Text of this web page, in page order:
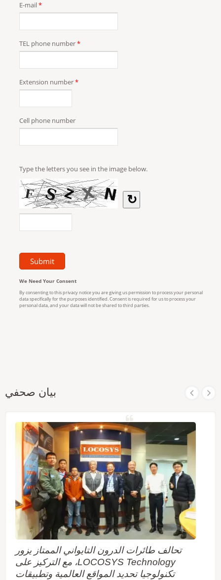
بيان صحفي
تحالف طائرات الدرون التايواني الممتاز يزور
LOCOSYS Technology، مع التركيز على
تكنولوجيا تحديد المواقع العالمية وتطبيقات